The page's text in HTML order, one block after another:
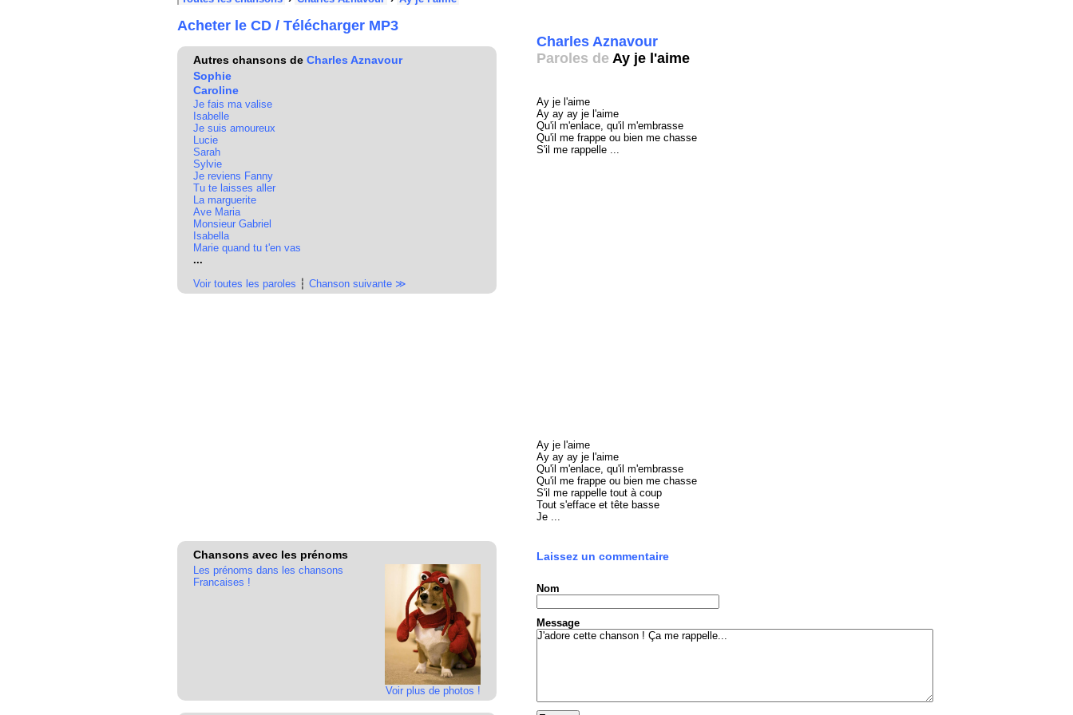
Acheter le CD / Télécharger MP3
Autres chansons de Charles Aznavour
Sophie
Caroline
Je fais ma valise
Isabelle
Je suis amoureux
Lucie
Sarah
Sylvie
Je reviens Fanny
Tu te laisses aller
La marguerite
Ave Maria
Monsieur Gabriel
Isabella
Marie quand tu t'en vas
...
Voir toutes les paroles ┆ Chanson suivante ≫
Chansons avec les prénoms
Voir plus de photos !
Les prénoms dans les chansons
Francaises !
Charles Aznavour
Paroles de Ay je l'aime
Ay je l'aime
Ay ay ay je l'aime
Qu'il m'enlace, qu'il m'embrasse
Qu'il me frappe ou bien me chasse
S'il me rappelle ...
Ay je l'aime
Ay ay ay je l'aime
Qu'il m'enlace, qu'il m'embrasse
Qu'il me frappe ou bien me chasse
S'il me rappelle tout à coup
Tout s'efface et tête basse
Je ...
Laissez un commentaire
Nom
Message